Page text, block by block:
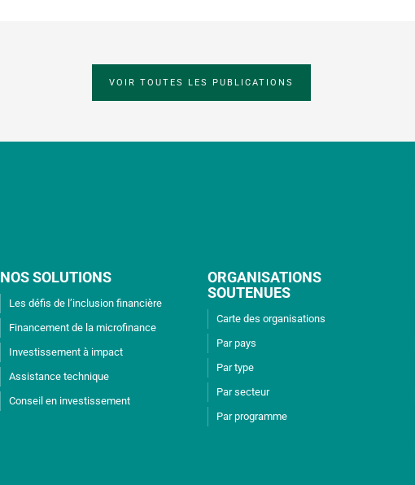
VOIR TOUTES LES PUBLICATIONS
NOS SOLUTIONS
Les défis de l’inclusion financière
Financement de la microfinance
Investissement à impact
Assistance technique
Conseil en investissement
ORGANISATIONS
SOUTENUES
Carte des organisations
Par pays
Par type
Par secteur
Par programme